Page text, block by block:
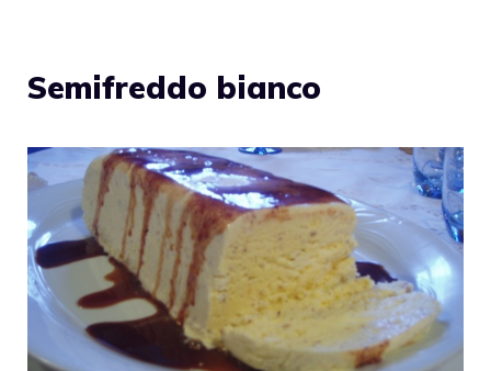
Semifreddo bianco